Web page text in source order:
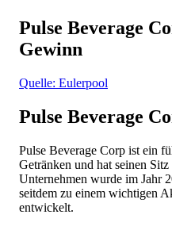
Pulse Beverage
Gewinn
Quelle: Eulerpool
Pulse Beverage
Pulse Beverage Corp ist ein
Getränken und hat seinen
Unternehmen wurde im Jahr
seitdem zu einem wichtigen
entwickelt.